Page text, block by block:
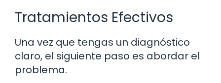
Tratamientos Efectivos
Una vez que tengas un diagnóstico
claro, el siguiente paso es abordar el
problema.